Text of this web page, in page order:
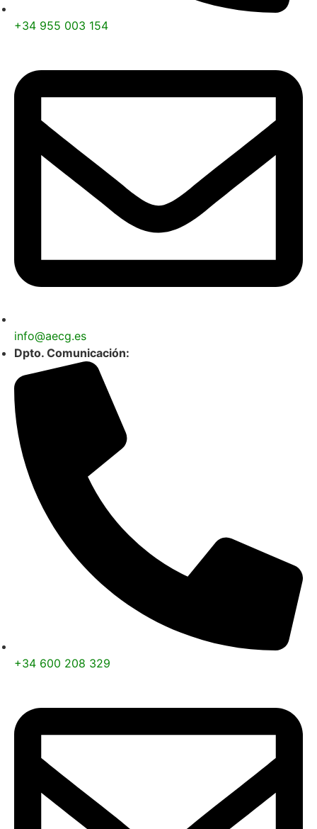
+34 955 003 154
info@aecg.es
Dpto. Comunicación:
+34 600 208 329